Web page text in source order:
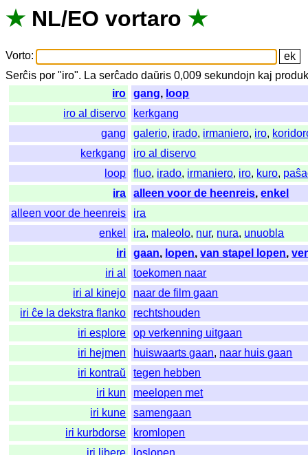
★ NL/EO vortaro ★
Vorto:
Serĉis por "iro". La serĉado daŭris 0,009sekundojn kaj
iro
gang, loop
iro al diservo
kerkgang
gang
galerio, irado, irmaniero, iro,
kerkgang
iro al diservo
loop
fluo, irado, irmaniero, iro, kuro,
ira
alleen voor de heenreis,enkel
alleen voor de heenreis
ira
enkel
ira, maleolo, nur, nura, unuobla
iri
gaan, lopen,van stapel lopen,
iri al
toekomen naar
iri al kinejo
naar de film gaan
iri ĉe la dekstra flanko
rechtshouden
iri esplore
op verkenning uitgaan
iri hejmen
huiswaarts gaan, naar huis gaan
iri kontraŭ
tegen hebben
iri kun
meelopen met
iri kune
samengaan
iri kurbdorse
kromlopen